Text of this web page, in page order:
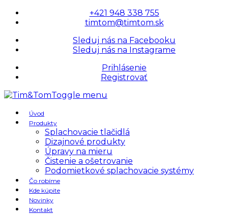
+421 948 338 755
timtom@timtom.sk
Sleduj nás na Facebooku
Sleduj nás na Instagrame
Prihlásenie
Registrovať
Toggle menu
Úvod
Produkty
Splachovacie tlačidlá
Dizajnové produkty
Úpravy na mieru
Čistenie a ošetrovanie
Podomietkové splachovacie systémy
Čo robíme
Kde kúpite
Novinky
Kontakt